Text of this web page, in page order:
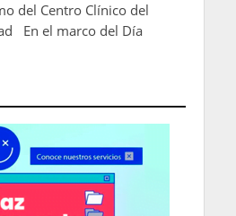
del Centro Clínico del
En el marco del Día